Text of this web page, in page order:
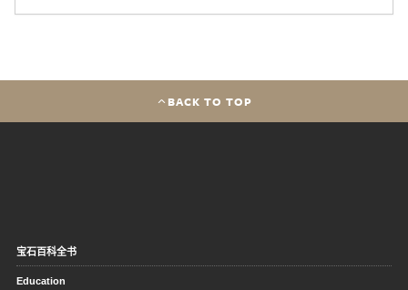
BACK TO TOP
宝石百科全书
Education